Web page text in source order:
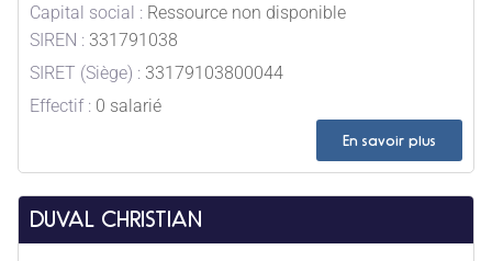
Capital social : Ressource non disponible
SIREN : 331791038
SIRET (Siège) : 33179103800044
Effectif : 0 salarié
En savoir plus
DUVAL CHRISTIAN